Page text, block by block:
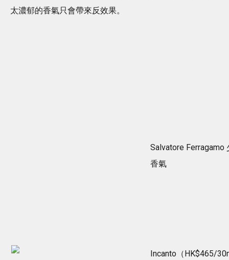
太濃郁的香氣只會帶來反效果。
Salvatore Ferragamo
香氣
Incanto（HK$465/